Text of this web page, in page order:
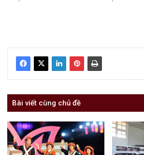
Bài viết cùng chủ đề